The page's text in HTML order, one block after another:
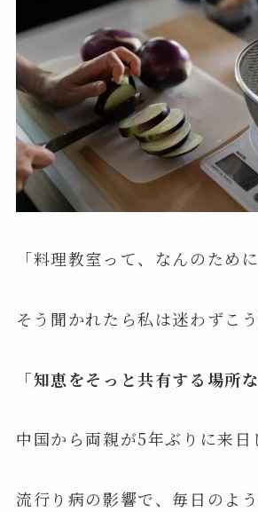
「料理教室って、なんのため
そう聞かれたら私は迷わずこう
「知恵をそっと共有する場所な
中国から両親が5年ぶりに来日
流行り病の影響で、毎日のよ